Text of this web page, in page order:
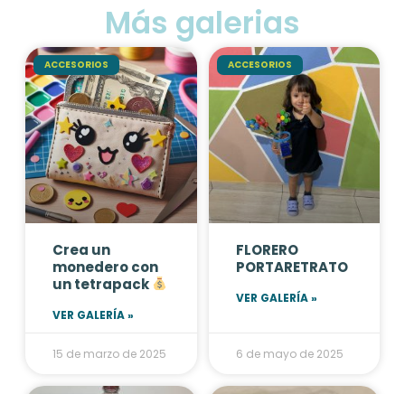
Más galerias
ACCESORIOS
Crea un
monedero con
un tetrapack
VER GALERÍA »
15 de marzo de 2025
ACCESORIOS
FLORERO
PORTARETRATO
VER GALERÍA »
6 de mayo de 2025